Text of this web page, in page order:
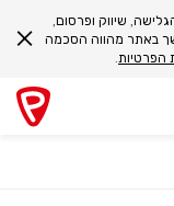
שיווק ופרסום,
באתר מהווה הסכמה
הפרטיות.